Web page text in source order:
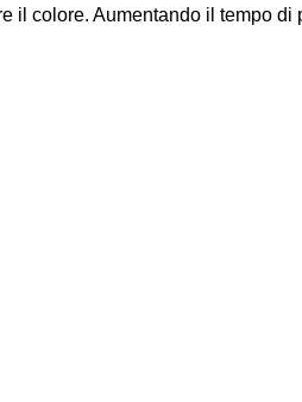
il colore. Aumentando il tempo di